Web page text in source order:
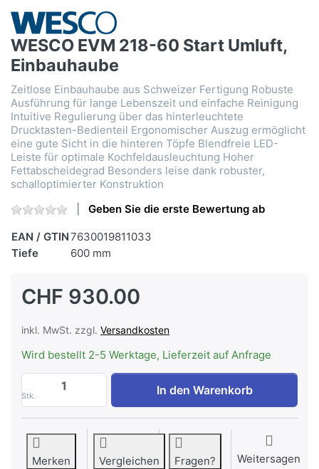
WESCO EVM 218-60 Start Umluft,
Einbauhaube
Zeitlose Einbauhaube aus Schweizer Fertigung Robuste
Ausführung für lange Lebenszeit und einfache Reinigung
Intuitive Regulierung über das hinterleuchtete
Drucktasten-Bedienteil Ergonomischer Auszug ermöglicht
eine gute Sicht in die hinteren Töpfe Blendfreie LED-
Leiste für optimale Kochfeldausleuchtung Hoher
Fettabscheidegrad Besonders leise dank robuster,
schalloptimierter Konstruktion
Geben Sie die erste Bewertung ab
EAN / GTIN7630019811033
Tiefe
600 mm
CHF 930.00
inkl. MwSt. zzgl. Versandkosten
Wird bestellt 2-5 Werktage, Lieferzeit auf Anfrage
Stk.
WESCO EVM 218-60 Start Umluft,
In den Warenkorb
Merken Vergleichen Fragen? Weitersagen